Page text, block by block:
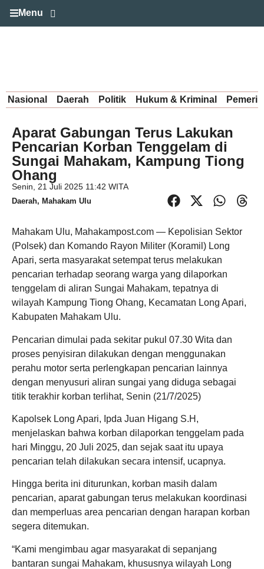
Menu
Nasional Daerah Politik Hukum & Kriminal
Aparat Gabungan Terus Lakukan
Pencarian Korban Tenggelam di
Sungai Mahakam, Kampung Tiong
Ohang
Senin, 21 Juli 2025 11:42 WITA
Daerah, Mahakam Ulu
Mahakam Ulu, Mahakampost.com — Kepolisian Sektor
(Polsek) dan Komando Rayon Militer (Koramil) Long
Apari, serta masyarakat setempat terus melakukan
pencarian terhadap seorang warga yang dilaporkan
tenggelam di aliran Sungai Mahakam, tepatnya di
wilayah Kampung Tiong Ohang, Kecamatan Long Apari,
Kabupaten Mahakam Ulu.
Pencarian dimulai pada sekitar pukul 07.30 Wita dan
proses penyisiran dilakukan dengan menggunakan
perahu motor serta perlengkapan pencarian lainnya
dengan menyusuri aliran sungai yang diduga sebagai
titik terakhir korban terlihat, Senin (21/7/2025)
Kapolsek Long Apari, Ipda Juan Higang S.H,
menjelaskan bahwa korban dilaporkan tenggelam pada
hari Minggu, 20 Juli 2025, dan sejak saat itu upaya
pencarian telah dilakukan secara intensif, ucapnya.
Hingga berita ini diturunkan, korban masih dalam
pencarian, aparat gabungan terus melakukan koordinasi
dan memperluas area pencarian dengan harapan korban
segera ditemukan.
“Kami mengimbau agar masyarakat di sepanjang
bantaran sungai Mahakam, khususnya wilayah Long